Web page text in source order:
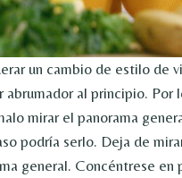
un cambio de estilo de
abrumador al principio. Por
mirar el panorama
podría serlo. Deja de
general. Concéntrese en